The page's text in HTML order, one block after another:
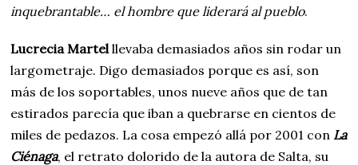
inquebrantable… el hombre que liderará al pueblo.
Lucrecia Martel llevaba demasiados años sin rodar un
largometraje. Digo demasiados porque es así, son
más de los soportables, unos nueve años que de tan
estirados parecía que iban a quebrarse en cientos de
miles de pedazos. La cosa empezó allá por 2001 con La
Ciénaga, el retrato dolorido de la autora de Salta, su